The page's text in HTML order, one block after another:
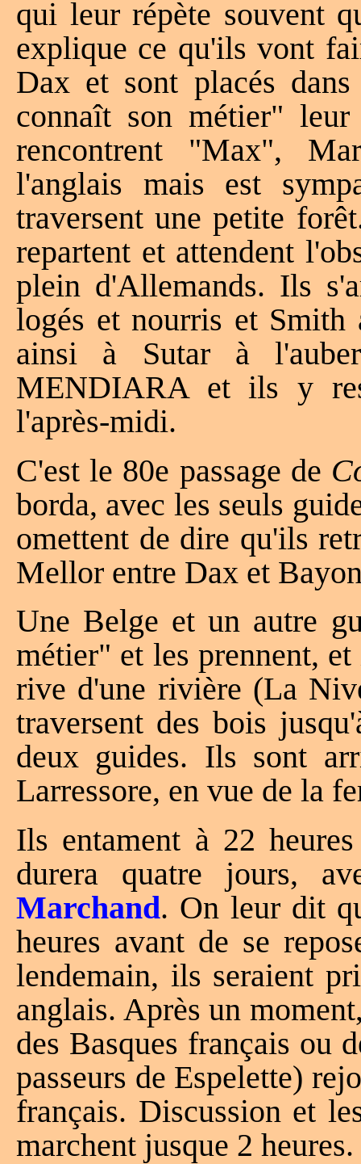
qui leur répète souvent
explique ce qu'ils vont
Dax et sont placés
connaît son métier"
rencontrent "Max",
l'anglais mais est
traversent une petite
repartent et attendent
plein d'Allemands. Ils
logés et nourris et
ainsi à Sutar à
MENDIARA et ils y
l'après-midi.
C'est le 80e passage de
borda, avec les seuls
omettent de dire qu'ils
Mellor entre Dax et
Une Belge et un autre
métier" et les prennent,
rive d'une rivière (La
traversent des bois
deux guides. Ils sont
Larressore, en vue de la
Ils entament à 22
durera quatre jours,
Marchand. On leur dit
heures avant de se
lendemain, ils seraient
anglais. Après un
des Basques français ou
passeurs de Espelette)
français. Discussion et
marchent jusque 2 heures.